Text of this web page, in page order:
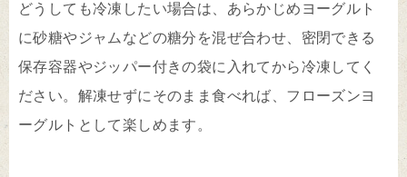
どうしても冷凍したい場合は、あらかじめヨーグルト
に砂糖やジャムなどの糖分を混ぜ合わせ、密閉できる
保存容器やジッパー付きの袋に入れてから冷凍してく
ださい。解凍せずにそのまま食べれば、フローズンヨ
ーグルトとして楽しめます。